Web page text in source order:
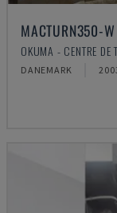
MACTURN350-W
OKUMA - CENTRE DE
DANEMARK